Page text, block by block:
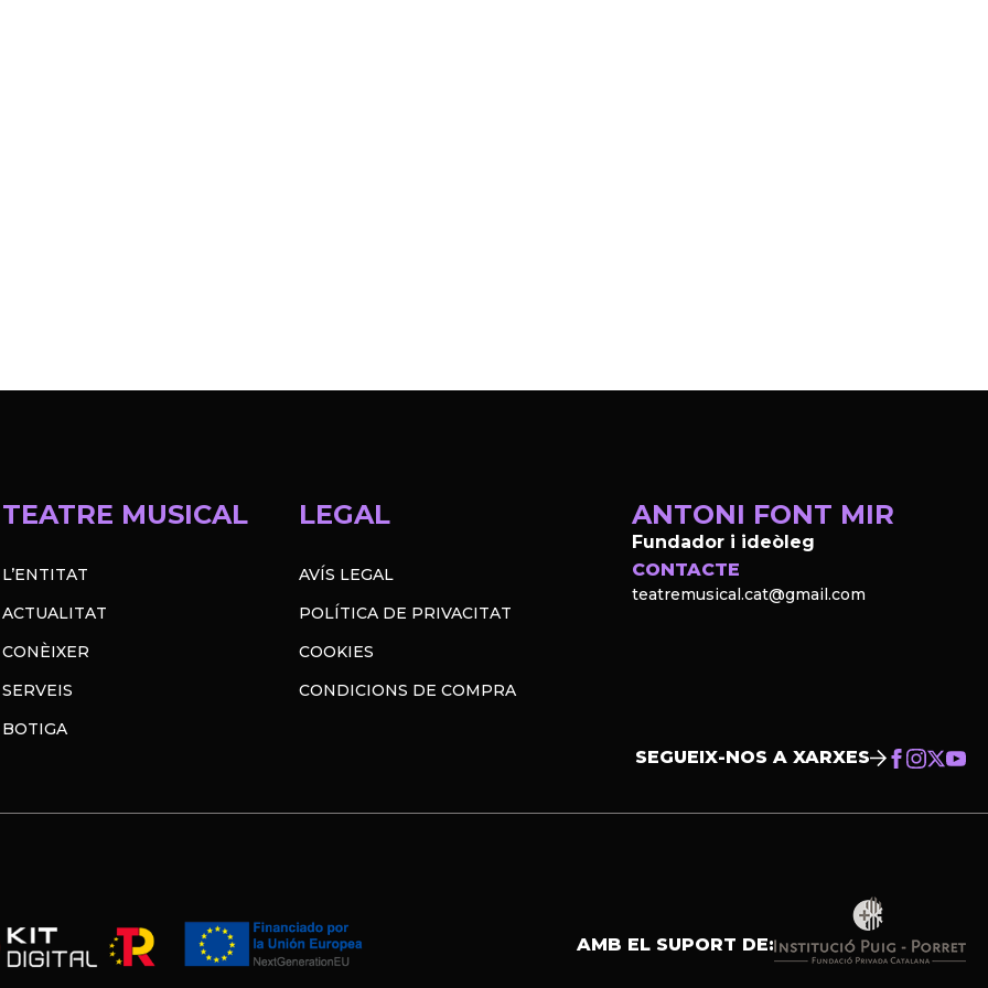
TEATRE MUSICAL
L’ENTITAT
ACTUALITAT
CONÈIXER
SERVEIS
BOTIGA
LEGAL
AVÍS LEGAL
POLÍTICA DE PRIVACITAT
COOKIES
CONDICIONS DE COMPRA
ANTONI FONT MIR
Fundador i ideòleg
CONTACTE
teatremusical.cat@gmail.com
SEGUEIX-NOS A XARXES
AMB EL SUPORT DE: